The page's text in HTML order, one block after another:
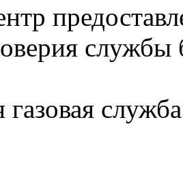
службы